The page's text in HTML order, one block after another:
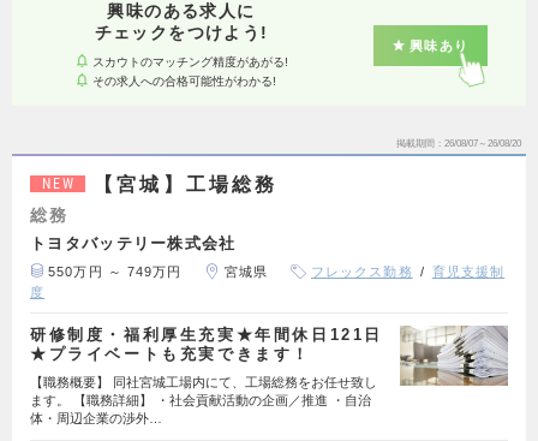
興味のある求人に
チェックをつけよう!
スカウトのマッチング精度があがる!
その求人への合格可能性がわかる!
興味あり
掲載期間 26/08/07～26/08/20
NEW 【宮城】工場総務
総務
トヨタバッテリー株式会社
550万円 ～ 749万円 宮城県 フレックス勤務
育児支援制
度
研修制度・福利厚生充実★年間休日121日
★プライベートも充実できます！
【職務概要】 同社宮城工場内にて、工場総務をお任せ致し
ます。 【職務詳細】 ・社会貢献活動の企画／推進 ・自治
体・周辺企業の渉外…